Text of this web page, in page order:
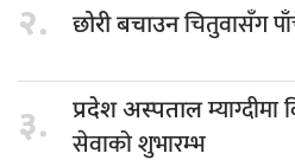
२. छोरी बचाउनचितुवासँग
३. प्रदेश अस्पताल
सेवाको शुभारम्भ